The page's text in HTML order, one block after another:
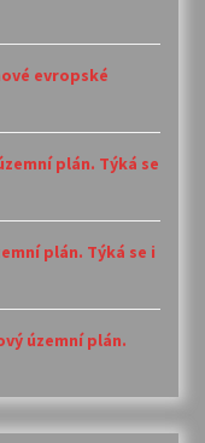
evropské
plán. Týká se
plán. Týká se i
územní plán.